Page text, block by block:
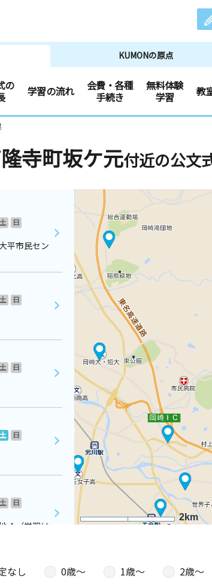
KUMONの原点
の
学習の流れ
会費・各種
手続き
無料体験
学習
教
寺町坂ケ元付近の公文
2km
土
日
平市民セン
土
日
土
日
土
日
土
日
４（学習は
土 日
なし 0歳〜 1歳〜 2歳〜